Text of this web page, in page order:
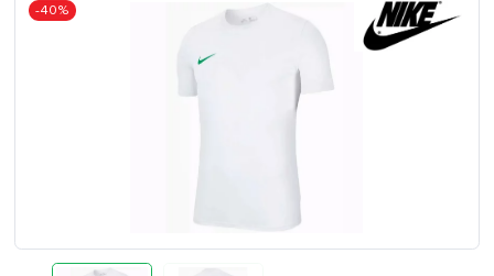
-40%